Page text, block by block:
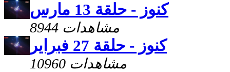
كنوز - حلقة 13 مارس
8944 مشاهدات
كنوز - حلقة 27 فبراير
10960 مشاهدات